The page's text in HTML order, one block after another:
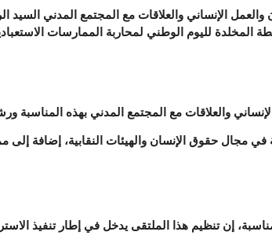
الإنساني والعلاقات مع المجتمع المدني السيد
المخلدة لليوم الوطني لمحاربة الممارسات
والعلاقات مع المجتمع المدني بهذه المناسبة
مجال حقوق الإنسان والهيئات النقابية، إضافة إلى
إن تنظيم هذا الملتقى يدخل في إطار تنفيذ